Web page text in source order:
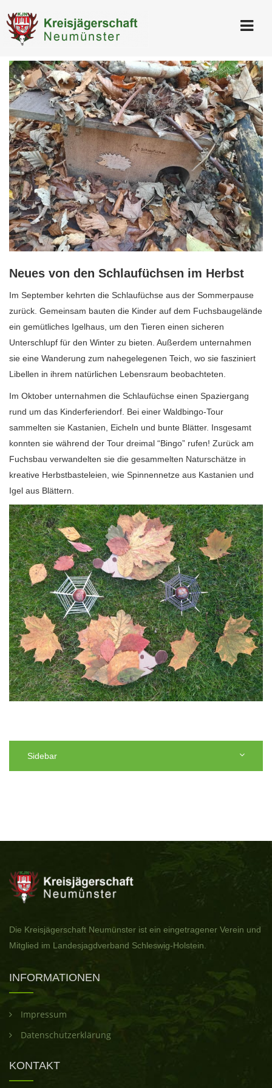
Neues von den Schlaufüchsen im Herbst
Im September kehrten die Schlaufüchse aus der Sommerpause
zurück. Gemeinsam bauten die Kinder auf dem Fuchsbaugelände
ein gemütliches Igelhaus, um den Tieren einen sicheren
Unterschlupf für den Winter zu bieten. Außerdem unternahmen
sie eine Wanderung zum nahegelegenen Teich, wo sie fasziniert
Libellen in ihrem natürlichen Lebensraum beobachteten.
Im Oktober unternahmen die Schlaufüchse einen Spaziergang
rund um das Kinderferiendorf. Bei einer Waldbingo-Tour
sammelten sie Kastanien, Eicheln und bunte Blätter. Insgesamt
konnten sie während der Tour dreimal “Bingo” rufen! Zurück am
Fuchsbau verwandelten sie die gesammelten Naturschätze in
kreative Herbstbasteleien, wie Spinnennetze aus Kastanien und
Igel aus Blättern.
Sidebar
Die Kreisjägerschaft Neumünster ist ein eingetragener Verein und
Mitglied im Landesjagdverband Schleswig-Holstein.
INFORMATIONEN
Impressum
Datenschutzerklärung
KONTAKT